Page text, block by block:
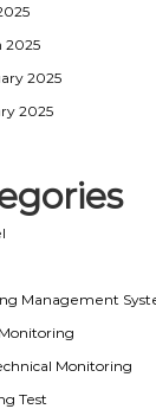
2025
2025
2025
Management
Monitoring
Test